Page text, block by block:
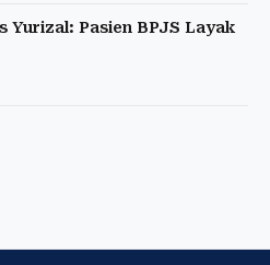
Yurizal: Pasien BPJS Layak